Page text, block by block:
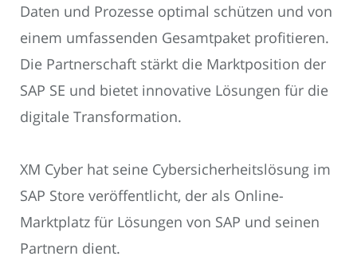
Daten und Prozesse optimal schützen und von
einem umfassenden Gesamtpaket profitieren.
Die Partnerschaft stärkt die Marktposition der
SAP SE und bietet innovative Lösungen für die
digitale Transformation.
XM Cyber hat seine Cybersicherheitslösung im
SAP Store veröffentlicht, der als Online-
Marktplatz für Lösungen von SAP und seinen
Partnern dient.